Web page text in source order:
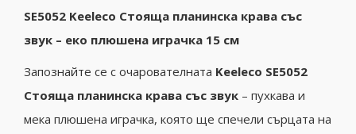
SE5052 Keeleco Стояща планинска крава със
звук – еко плюшена играчка 15 см
Запознайте се с очарователната Keeleco SE5052
Стояща планинска крава със звук – пухкава и
мека плюшена играчка, която ще спечели сърцата на